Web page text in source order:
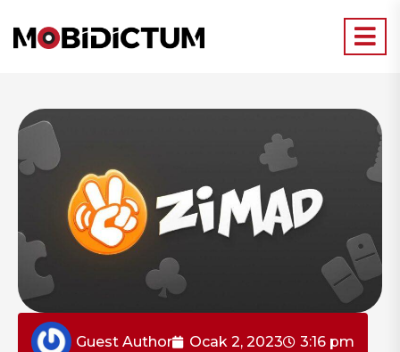
Guest Author Ocak 2, 2023 3:16 pm